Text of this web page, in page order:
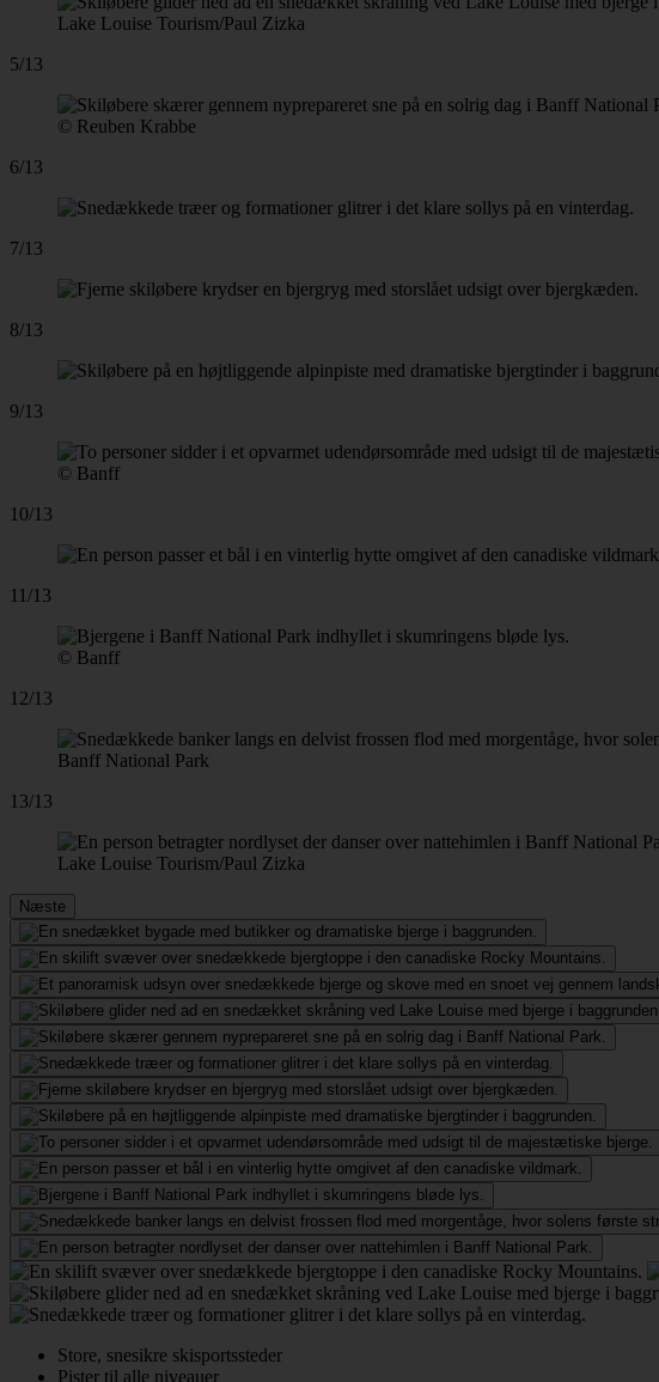
Lake Louise Tourism/Paul Zizka
5/13
© Reuben Krabbe
6/13
7/13
8/13
9/13
© Banff
10/13
11/13
© Banff
12/13
Banff National Park
13/13
Lake Louise Tourism/Paul Zizka
Næste
Store, snesikre skisportssteder
Pister til alle niveauer